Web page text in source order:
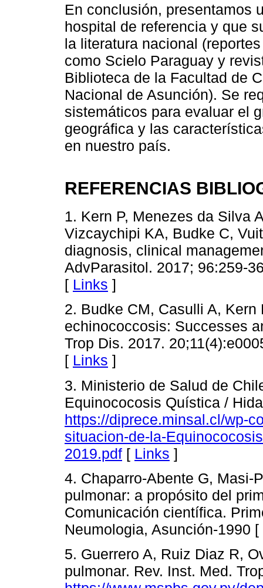
En conclusión, presentamos
hospital de referencia y que
la literatura nacional
como Scielo Paraguay y
Biblioteca de la Facultad de
Nacional de Asunción). Se
sistemáticos para evaluar el
geográfica y las
en nuestro país.
REFERENCIAS
1. Kern P, Menezes da Silva
Vizcaychipi KA, Budke C,
diagnosis, clinical
AdvParasitol. 2017; 96:259-
[ Links ]
2. Budke CM, Casulli A,
echinococcosis: Successes
Trop Dis. 2017.
[ Links ]
3. Ministerio de Salud de
Equinococosis Quística /
https://diprece.minsal.cl/wp-
situacion-de-la-
2019.pdf [ Links ]
4. Chaparro-Abente G, Masi-
pulmonar: a propósito del
Comunicación científica.
Neumologia, Asunción-1990 [
5. Guerrero A, Ruiz Diaz R,
pulmonar. Rev. Inst. Med.